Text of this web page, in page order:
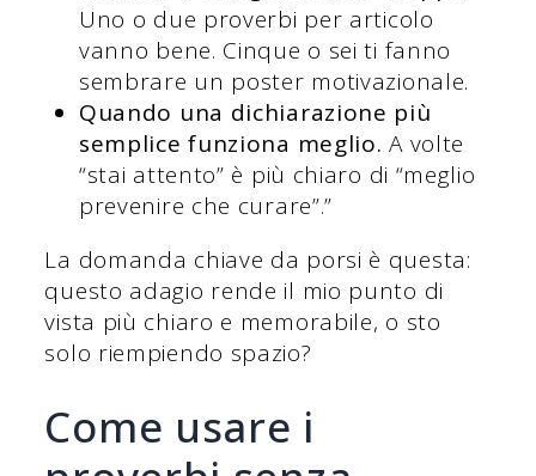
Uno o due proverbi per articolo
vanno bene. Cinque o sei ti fanno
sembrare un poster motivazionale.
Quando una dichiarazione più
semplice funziona meglio. A volte
“stai attento” è più chiaro di “meglio
prevenire che curare”.”
La domanda chiave da porsi è questa:
questo adagio rende il mio punto di
vista più chiaro e memorabile, o sto
solo riempiendo spazio?
Come usare i